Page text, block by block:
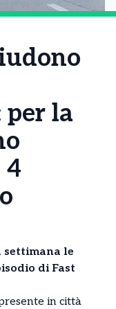
per la
4
settimana le
di Fast
in città